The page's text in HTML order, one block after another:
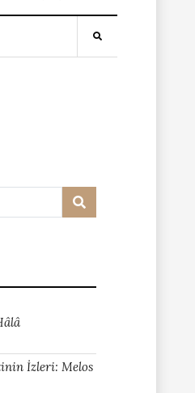
İzleri: Melos